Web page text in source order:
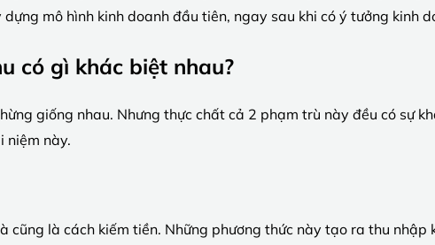
mô hình kinh doanh đầu tiên, ngay sau khi có ý tưởng kinh
có gì khác biệt nhau?
giống nhau. Nhưng thực chất cả 2 phạm trù này đều có sự
niệm này.
là cách kiếm tiền. Những phương thức này tạo ra thu nhập